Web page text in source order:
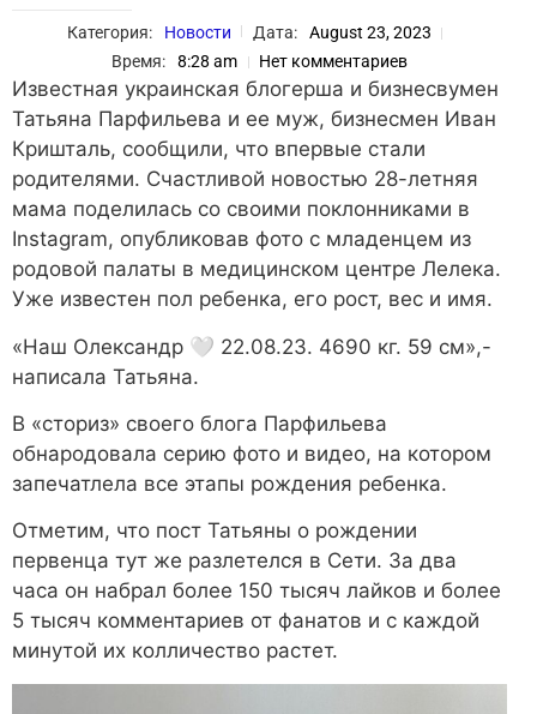
Категория: Новости Дата:
August 23, 2023
Время:
8:28 am Нет комментариев
Известная украинская блогерша и бизнесвумен
Татьяна Парфильева и ее муж, бизнесмен Иван
Кришталь, сообщили, что впервые стали
родителями. Счастливой новостью 28-летняя
мама поделилась со своими поклонниками в
Instagram, опубликовав фото с младенцем из
родовой палаты в медицинском центре Лелека.
Уже известен пол ребенка, его рост, вес и имя.
«Наш Олександр 🤍 22.08.23. 4690 кг. 59 см»,-
написала Татьяна.
В «сториз» своего блога Парфильева
обнародовала серию фото и видео, на котором
запечатлела все этапы рождения ребенка.
Отметим, что пост Татьяны о рождении
первенца тут же разлетелся в Сети. За два
часа он набрал более 150 тысяч лайков и более
5 тысяч комментариев от фанатов и с каждой
минутой их колличество растет.